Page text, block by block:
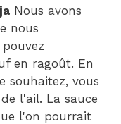
Nous avons
nous
en ragoût. En
souhaitez, vous
l'ail. La sauce
l'on pourrait